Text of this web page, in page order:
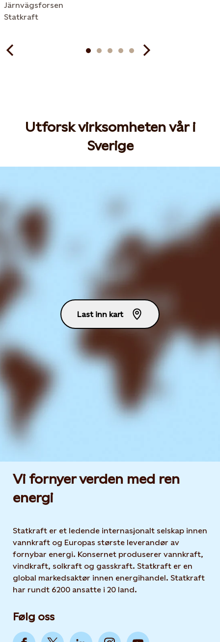
Järnvägsforsen
Statkraft
Utforsk virksomheten vår i
Sverige
Last inn kart
Vi fornyer verden med ren
energi
Statkraft er et ledende internasjonalt selskap innen
vannkraft og Europas største leverandør av
fornybar energi. Konsernet produserer vannkraft,
vindkraft, solkraft og gasskraft. Statkraft er en
global markedsaktør innen energihandel. Statkraft
har rundt 6200 ansatte i 20 land.
Følg oss